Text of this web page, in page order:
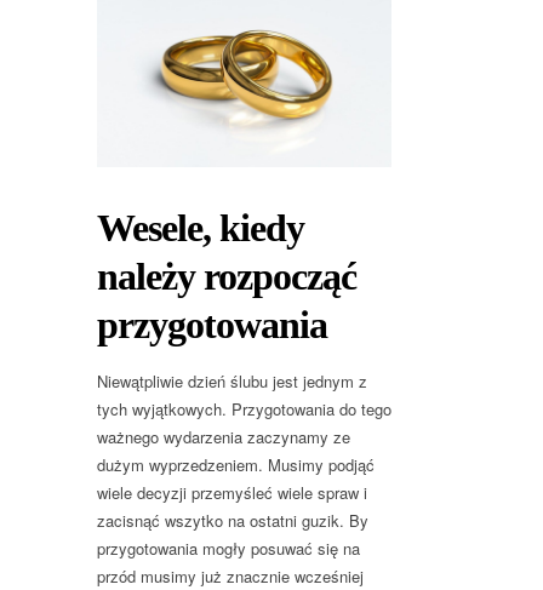
Wesele, kiedy
należy rozpocząć
przygotowania
Niewątpliwie dzień ślubu jest jednym z
tych wyjątkowych. Przygotowania do tego
ważnego wydarzenia zaczynamy ze
dużym wyprzedzeniem. Musimy podjąć
wiele decyzji przemyśleć wiele spraw i
zacisnąć wszytko na ostatni guzik. By
przygotowania mogły posuwać się na
przód musimy już znacznie wcześniej